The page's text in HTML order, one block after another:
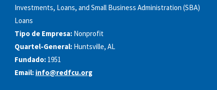
Investments, Loans, and Small Business Administration (SBA)
Loans
Tipo de Empresa: Nonprofit
Quartel-General: Huntsville, AL
Fundado: 1951
Email: info@redfcu.org